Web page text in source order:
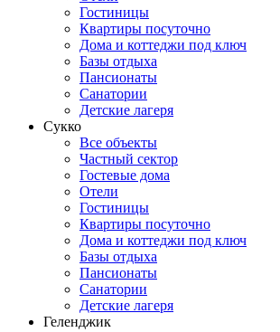
Гостиницы
Квартиры посуточно
Дома и коттеджи под ключ
Базы отдыха
Пансионаты
Санатории
Детские лагеря
Сукко
Все объекты
Частный сектор
Гостевые дома
Отели
Гостиницы
Квартиры посуточно
Дома и коттеджи под ключ
Базы отдыха
Пансионаты
Санатории
Детские лагеря
Геленджик